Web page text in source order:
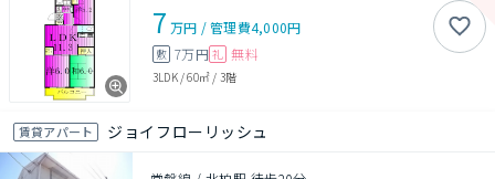
7 万円 /管理費4,000円
敷 7万円 礼 無料
3LDK/60㎡ / 3階
賃貸アパート ジョイフローリッシュ